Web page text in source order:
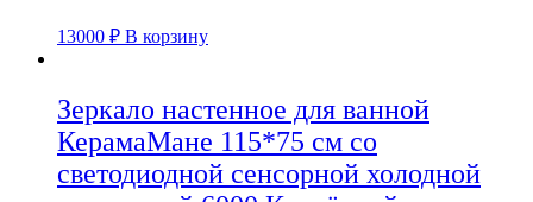
13000 ₽ В корзину
Зеркало настенное для ванной
КерамаМане 115*75 см со
светодиодной сенсорной холодной